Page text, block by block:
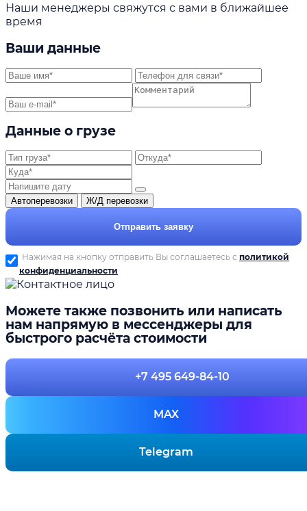
Наши менеджеры свяжутся с вами в ближайшее
время
Ваши данные
Данные о грузе
Автоперевозки Ж/Д перевозки
Отправить заявку
Нажимая на кнопку отправить Вы соглашаетесь с политикой
конфиденциальности
Можете также позвонить или написать
нам напрямую в мессенджеры для
быстрого расчёта стоимости
+7 495 649-84-10
MAX
Telegram